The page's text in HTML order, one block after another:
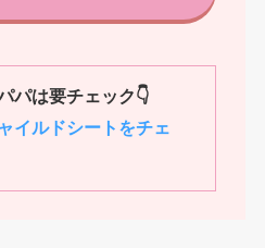
パは要チェック👇
イルドシートをチェ